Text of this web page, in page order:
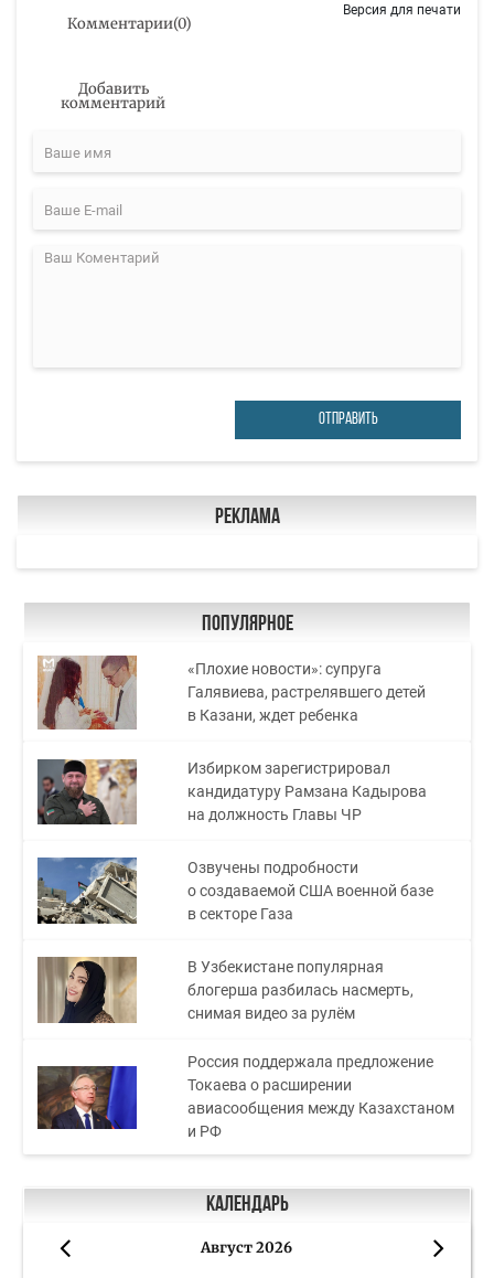
Комментарии(0)
Версия для печати
Добавить
комментарий
ОТПРАВИТЬ
Реклама
Популярное
«Плохие новости»: супруга
Галявиева, растрелявшего детей
в Казани, ждет ребенка
Избирком зарегистрировал
кандидатуру Рамзана Кадырова
на должность Главы ЧР
Озвучены подробности
о создаваемой США военной базе
в секторе Газа
В Узбекистане популярная
блогерша разбилась насмерть,
снимая видео за рулём
Россия поддержала предложение
Токаева о расширении
авиасообщения между Казахстаном
и РФ
Календарь
Август 2026